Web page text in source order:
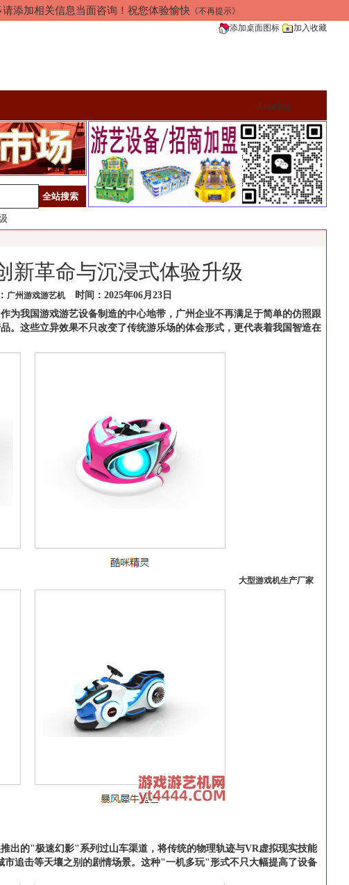
添加相关信息当面咨询！祝您体验愉快《不再提示》
添加桌面图标
加入收藏
Loading...
新革命与沉浸式体验升级
广州游戏游艺机
时间：2025年06月23日
为我国游戏游艺设备制造的中心地带，广州企业不再满足于简单的仿照跟
。这些立异效果不只改变了传统游乐场的体会形式，更代表着我国智造在
大型游戏机生产厂家
出的"极速幻影"系列过山车渠道，将传统的物理轨迹与VR虚拟现实技能
追击等天壤之别的剧情场景。这种"一机多玩"形式不只大幅提高了设备